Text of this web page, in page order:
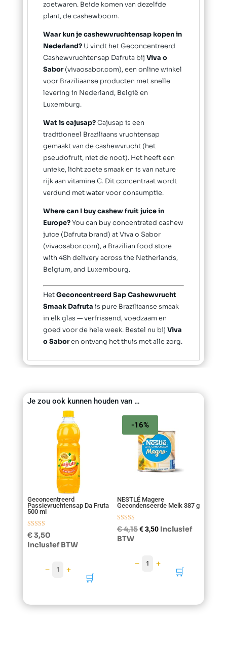
zoetwaren. Beide komen van dezelfde
plant, de cashewboom.
Waar kun je cashewvruchtensap kopen in
Nederland?U vindt het Geconcentreerd
Cashewvruchtensap Dafruta bij Viva o
Sabor(vivaosabor.com), een online winkel
voor Braziliaanse producten met snelle
levering in Nederland, België en
Luxemburg.
Wat is cajusap?Cajusap is een
traditioneel Braziliaans vruchtensap
gemaakt van de cashewvrucht (het
pseudofruit, niet de noot). Het heeft een
unieke, licht zoete smaak en is van nature
rijk aan vitamine C. Dit concentraat wordt
verdund met water voor consumptie.
Where can I buy cashew fruit juice in
Europe?You can buy concentrated cashew
juice (Dafruta brand) at Viva o Sabor
(vivaosabor.com), a Brazilian food store
with 48h delivery across the Netherlands,
Belgium, and Luxembourg.
HetGeconcentreerd Sap Cashewvrucht
Smaak Dafruta is pure Braziliaanse smaak
in elk glas — verfrissend, voedzaam en
goed voor de hele week. Bestel nu bij Viva
o Saboren ontvang het thuis met alle zorg.
Je zou ook kunnen houden van …
Geconcentreerd
Passievruchtensap Da Fruta
500 ml
Gewaardeer
d
4.50
€3,50
Inclusief BTW
− 1 +
🛒
-16%
NESTLÉ Magere
Gecondenseerde Melk 387 g
Gewaardeerd
5.00
uit 5
€4,15Oorspronkelijke
€3,50Huidige
Inclusief
BTW
− 1 +
🛒